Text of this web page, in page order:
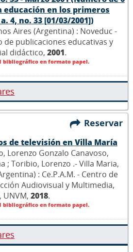
educación en los primeros
4, no. 33 [01/03/2001])
Aires (Argentina) : Noveduc -
de publicaciones educativas y
didáctico, 2001.
bibliográfico en formato papel.
Reservar
de televisión en Villa María
Lorenzo Gonzalo Canavoso,
; Toribio, Lorenzo .- Villa Maria,
: Ce.P.A.M. - Centro de
Audiovisual y Multimedia,
UNVM, 2018.
bibliográfico en formato papel.